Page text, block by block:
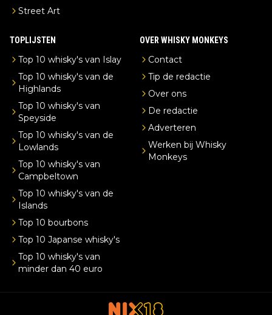
Street Art
TOPLIJSTEN
Top 10 whisky's van Islay
Top 10 whisky's van de
Highlands
Top 10 whisky's van
Speyside
Top 10 whisky's van de
Lowlands
Top 10 whisky's van
Campbeltown
Top 10 whisky's van de
Islands
Top 10 bourbons
Top 10 Japanse whisky's
Top 10 whisky's van
minder dan 40 euro
OVER WHISKY MONKEYS
Contact
Tip de redactie
Over ons
De redactie
Adverteren
Werken bij Whisky
Monkeys